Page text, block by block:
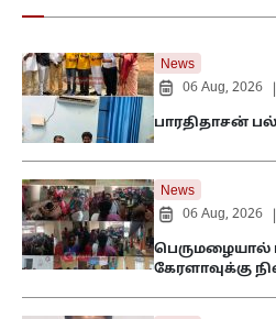
News
06 Aug, 2026
பாரதிதாசன்
News
06 Aug, 2026
பெருமழையால்
கேரளாவுக்கு